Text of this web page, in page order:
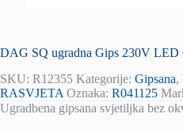
DAG SQ ugradna Gips 230V LED
SKU: R12355 Kategorije: Gipsana,
RASVJETA Oznaka: R041125
Ugradbena gipsana svjetiljka bez